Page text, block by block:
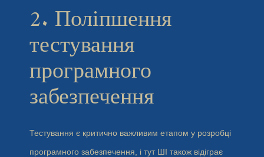
2. Поліпшення
тестування
програмного
забезпечення
Тестування є критично важливим етапом у розробці
програмного забезпечення, і тут ШІ також відіграє